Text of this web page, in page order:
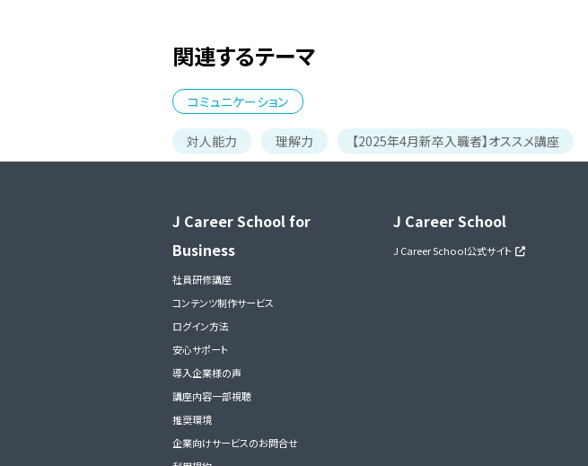
関連するテーマ
コミュニケーション
対人能力 理解力 【2025年4月新卒入職者】オススメ講座
J Career School for
Business
社員研修講座
コンテンツ制作サービス
ログイン方法
安心サポート
導入企業様の声
講座内容一部視聴
推奨環境
企業向けサービスのお問合せ
J Career School
J Career School公式サイト